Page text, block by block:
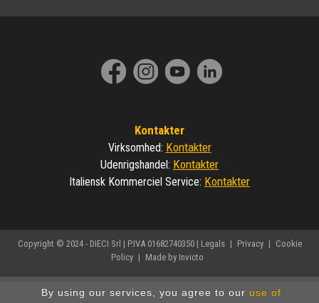
By using our services, you agree to our use of
Kontakter
Virksomhed: Kontakter
Udenrigshandel: Kontakter
Italiensk Kommerciel Service: Kontakter
Copyright © 2024 - DIECI Srl | P.IVA 01682740350 | Legals | Privacy | Cookie
Policy | Made by Invicto